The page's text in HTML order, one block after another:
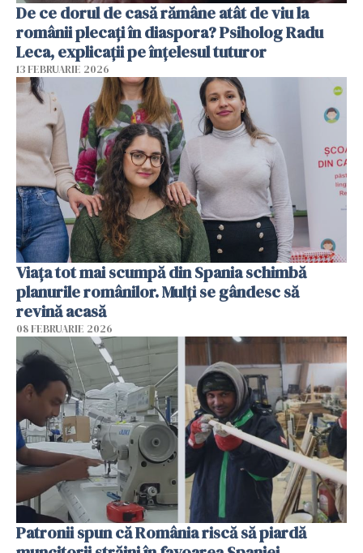
De ce dorul de casă rămâne atât de viu la
românii plecați în diaspora? Psiholog Radu
Leca, explicații pe înțelesul tuturor
13 FEBRUARIE 2026
Viața tot mai scumpă din Spania schimbă
planurile românilor. Mulți se gândesc să
revină acasă
08 FEBRUARIE 2026
Patronii spun că România riscă să piardă